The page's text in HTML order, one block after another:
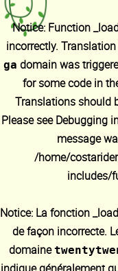
Notice: Function
incorrectly.
ga domain was
for some code in
Translations should
Please seeDebugging
message
/home/
includes/
Notice: La fonction
de façon incorrecte.
domaine